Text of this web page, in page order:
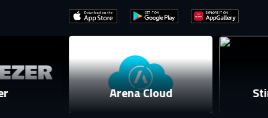
Vaša adresa e-pošte već postoji u našoj bazi podataka.
Molimo prijavite se na svoj nalog.
Lozinka Arena Cloud